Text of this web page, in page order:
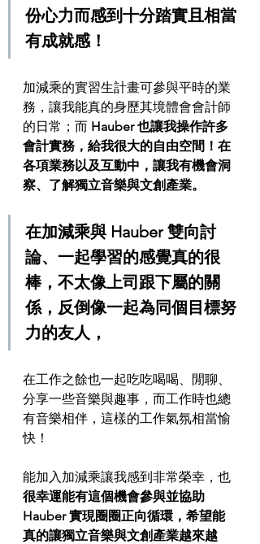
份心力而感到十分踏實且相當
有成就感！
加減乘的實習生計畫可參與平時的業
務，讓我能真的身歷其境體會會計師
的日常；而 Hauber 也讓我操作許多
會計實務，給我很大的自由空間！在
各項業務以及互動中，讓我有機會洞
察、了解獨立音樂與文創產業。
在加減乘與 Hauber 雙向討
論、一起學習的感覺真的很
棒，不太像上司跟下屬的關
係，反倒像一起為同個目標努
力的友人，
在工作之餘也一起吃吃喝喝、閒聊、
分享一些音樂與趣事，而工作時也總
有音樂相伴，這樣的工作氣氛相當愉
快！
能加入加減乘讓我感到非常榮幸，也
很幸運能有這個機會參與並協助
Hauber 實現圈圈正向循環，希望能
真的讓獨立音樂與文創產業越來越